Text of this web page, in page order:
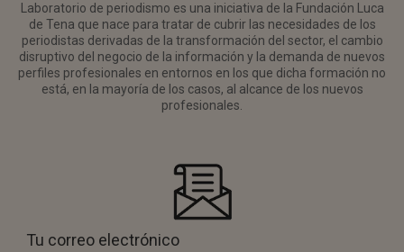
Laboratorio de periodismo es una iniciativa de la Fundación Luca
de Tena que nace para tratar de cubrir las necesidades de los
periodistas derivadas de la transformación del sector, el cambio
disruptivo del negocio de la información y la demanda de nuevos
perfiles profesionales en entornos en los que dicha formación no
está, en la mayoría de los casos, al alcance de los nuevos
profesionales.